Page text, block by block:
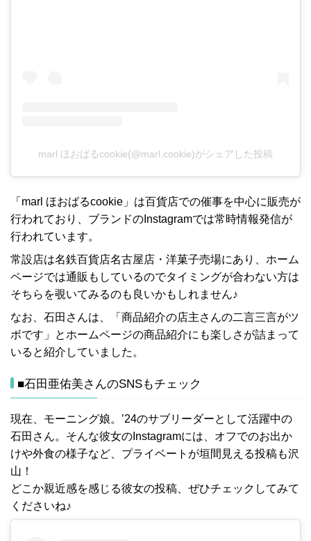
marl ほおばるcookie(@marl.cookie)がシェアした投稿
「marl ほおばるcookie」は百貨店での催事を中心に販売が
行われており、ブランドのInstagramでは常時情報発信が
行われています。
常設店は名鉄百貨店名古屋店・洋菓子売場にあり、ホーム
ページでは通販もしているのでタイミングが合わない方は
そちらを覗いてみるのも良いかもしれません♪
なお、石田さんは、「商品紹介の店主さんの二言三言がツ
ボです」とホームページの商品紹介にも楽しさが詰まって
いると紹介していました。
■石田亜佑美さんのSNSもチェック
現在、モーニング娘。’24のサブリーダーとして活躍中の
石田さん。そんな彼女のInstagramには、オフでのお出か
けや外食の様子など、プライベートが垣間見える投稿も沢
山！
どこか親近感を感じる彼女の投稿、ぜひチェックしてみて
くださいね♪